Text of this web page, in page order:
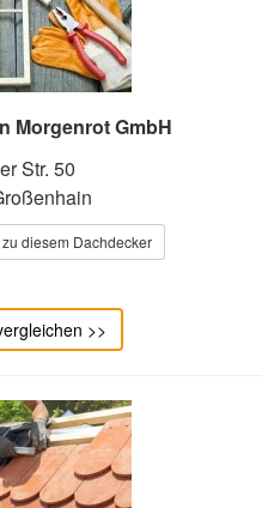
Morgenrot GmbH
Str. 50
diesem Dachdecker
>>